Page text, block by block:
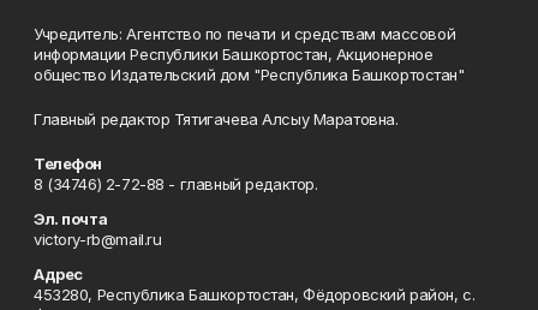
Учредитель: Агентство по печати и средствам массовой
информации Республики Башкортостан, Акционерное
общество Издательский дом "Республика Башкортостан"
Главный редактор Тятигачева Алсыу Маратовна.
Телефон
8 (34746) 2-72-88 - главный редактор.
Эл. почта
victory-rb@mail.ru
Адрес
453280, Республика Башкортостан, Фёдоровский район, с.